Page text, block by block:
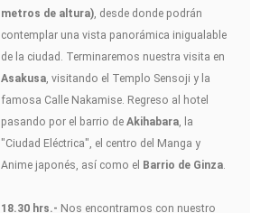
metros de altura), desde donde podrán
contemplar una vista panorámica inigualable
de la ciudad. Terminaremos nuestra visita en
Asakusa, visitando el Templo Sensoji y la
famosa Calle Nakamise. Regreso al hotel
pasando por el barrio de Akihabara, la
"Ciudad Eléctrica", el centro del Manga y
Anime japonés, así como el Barrio de Ginza.
18.30 hrs.- Nos encontramos con nuestro